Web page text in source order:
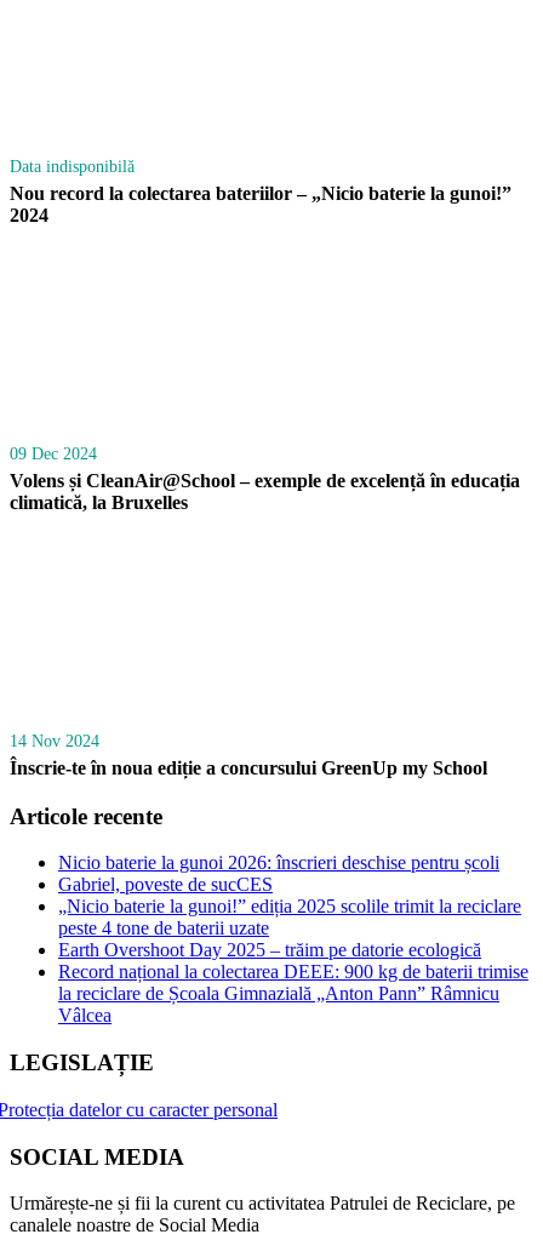
Data indisponibilă
Nou record la colectarea bateriilor – „Nicio baterie la gunoi!”
2024
09 Dec 2024
Volens și CleanAir@School – exemple de excelență în educația
climatică, la Bruxelles
14 Nov 2024
Înscrie-te în noua ediție a concursului GreenUp my School
Articole recente
Nicio baterie la gunoi 2026: înscrieri deschise pentru școli
Gabriel, poveste de sucCES
„Nicio baterie la gunoi!” ediția 2025 scolile trimit la reciclare
peste 4 tone de baterii uzate
Earth Overshoot Day 2025 – trăim pe datorie ecologică
Record național la colectarea DEEE: 900 kg de baterii trimise
la reciclare de Școala Gimnazială „Anton Pann” Râmnicu
Vâlcea
LEGISLAȚIE
datelor cu caracter personal
SOCIAL MEDIA
Urmărește-ne și fii la curent cu activitatea Patrulei de Reciclare, pe
canalele noastre de Social Media